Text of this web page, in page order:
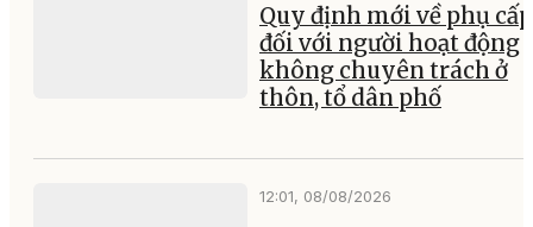
Quy định mới về phụ cấp
đối với người hoạt động
không chuyên trách ở
thôn, tổ dân phố
12:01, 08/08/2026